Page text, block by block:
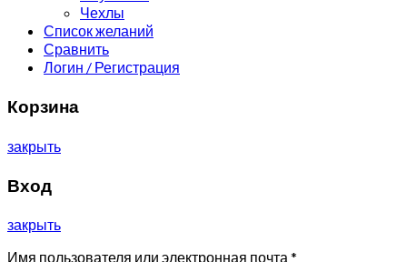
Чехлы
Список желаний
Сравнить
Логин / Регистрация
Корзина
закрыть
Вход
закрыть
Имя пользователя или электронная почта *